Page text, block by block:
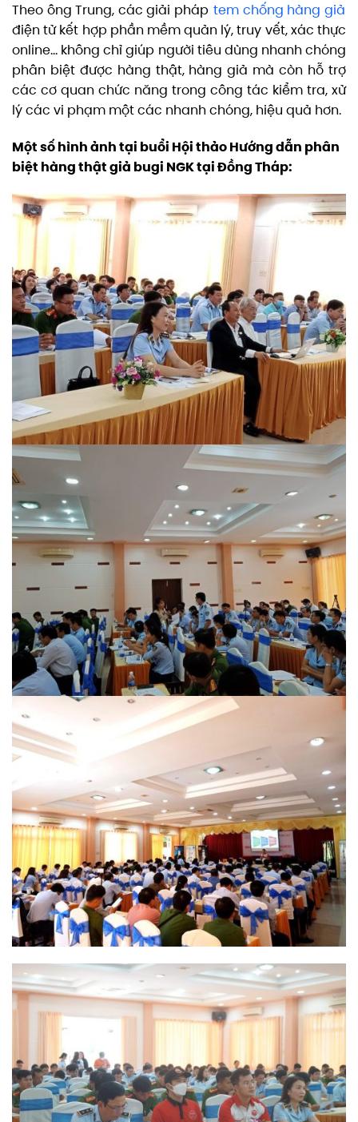
Theo ông Trung, các giải pháp tem chống hàng giả
điện tử kết hợp phần mềm quản lý, truy vết, xác thực
online… không chỉ giúp người tiêu dùng nhanh chóng
phân biệt được hàng thật, hàng giả mà còn hỗ trợ
các cơ quan chức năng trong công tác kiểm tra, xử
lý các vi phạm một các nhanh chóng, hiệu quả hơn.
Một số hình ảnh tại buổi Hội thảo Hướng dẫn phân
biệt hàng thật giả bugi NGK tại Đồng Tháp: